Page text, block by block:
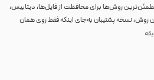
روش‌ها برای محافظت از فایل‌ها، دیتابیس،
روش، نسخه پشتیبان به‌جای اینکه فقط روی همان
منتقل می‌شود؛ بنابراین خرابی سرور، هک